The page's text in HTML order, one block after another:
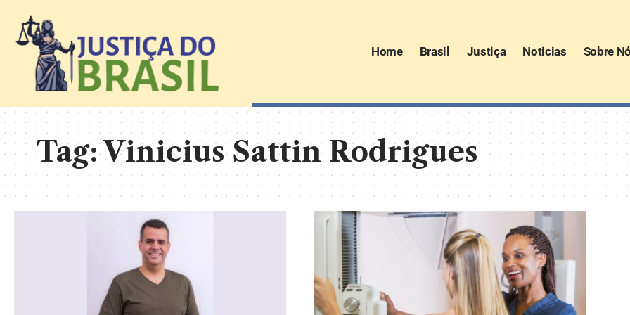
Home Brasil Justiça Noticias Sobre
Tag:Vinicius Sattin Rodrigues